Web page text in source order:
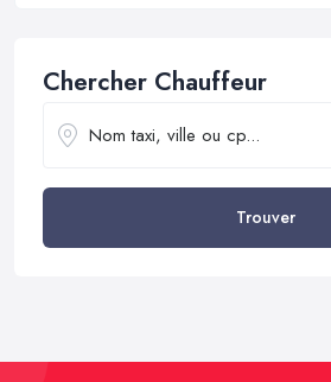
Chercher Chauffeur
Trouver